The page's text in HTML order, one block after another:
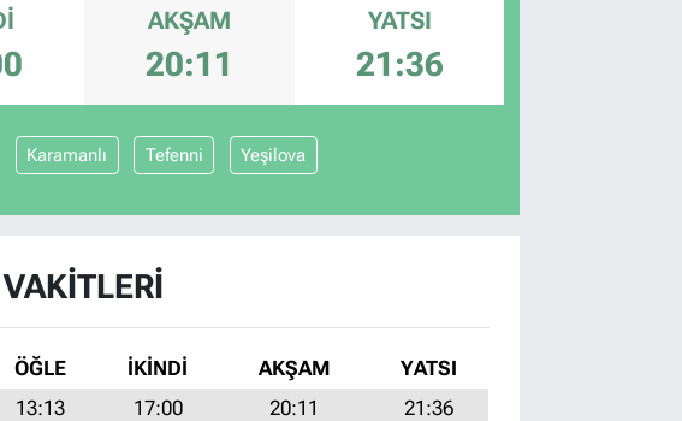
AKŞAM
20:11
YATSI
21:36
Karamanlı Tefenni Yeşilova
ÖĞLE İKINDI AKŞAM
YATSI
13:13 17:00 20:11
21:36